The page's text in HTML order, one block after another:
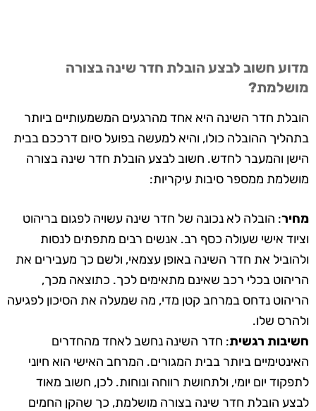
מדוע חשוב לבצע הובלת חדר שינה בצורה
מושלמת?
הובלת חדר השינה היא אחד מהרגעים המשמעותיים ביותר
בתהליך ההובלה כולו, והיא למעשה בפועל סיום דרככם בבית
הישן והמעבר לחדש. חשוב לבצע הובלת חדר שינה בצורה
מושלמת ממספר סיבות עיקריות:
מחיר: הובלה לא נכונה של חדר שינה עשויה לפגום בריהוט
וציוד אישי שעולה כסף רב. אנשים רבים מתפתים לנסות
ולהוביל את חדר השינה באופן עצמאי, ולשם כך מעבירים את
הריהוט בכלי רכב שאינם מתאימים לכך. כתוצאה מכך,
הריהוט נדחס במרחב קטן מדי, מה שמעלה את הסיכון לפגיעה
ולהרס שלו.
חשיבות רגשית: חדר השינה נחשב לאחד מהחדרים
האינטימיים ביותר בבית המגורים. המרחב האישי הוא חיוני
לתפקוד יום יומי, ולתחושת רווחה ונוחות. לכן, חשוב מאוד
לבצע הובלת חדר שינה בצורה מושלמת, כך שהקן החמים